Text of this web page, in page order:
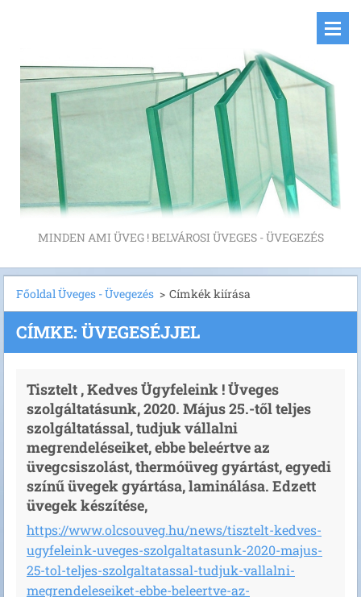
MINDEN AMI ÜVEG ! BELVÁROSI ÜVEGES - ÜVEGEZÉS
Főoldal Üveges - Üvegezés > Címkék kiírása
CÍMKE: ÜVEGESÉJJEL
Tisztelt , Kedves Ügyfeleink ! Üveges
szolgáltatásunk, 2020. Május 25.-től teljes
szolgáltatással, tudjuk vállalni
megrendeléseiket, ebbe beleértve az
üvegcsiszolást, thermóüveg gyártást, egyedi
színű üvegek gyártása, laminálása. Edzett
üvegek készítése,
https://www.olcsouveg.hu/news/tisztelt-kedves-
ugyfeleink-uveges-szolgaltatasunk-2020-majus-
25-tol-teljes-szolgaltatassal-tudjuk-vallalni-
megrendeleseiket-ebbe-beleertve-az-